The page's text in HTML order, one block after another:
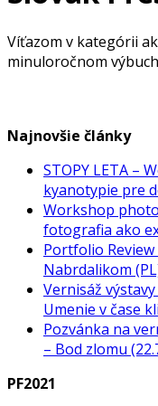
Víťazom v kategórii
minuloročnom
Najnovšie články
STOPY LETA –
kyanotypie pre
Workshop
fotografia ako
Portfolio
Nabrdalikom
Vernisáž
Umenie v čase
Pozvánka na
– Bod zlomu
PF2021